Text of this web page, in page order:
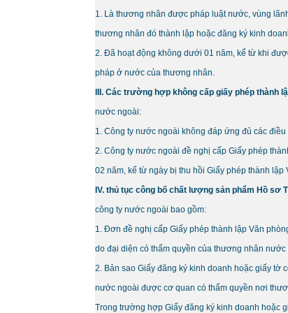
1. Là thương nhân được pháp luật nước, vùng
thương nhân đó thành lập hoặc đăng ký kinh
2. Đã hoạt động không dưới 01 năm, kể từ khi
pháp ở nước của thương nhân.
III. Các trường hợp không cấp giấy phép thành
nước ngoài:
1. Công ty nước ngoài không đáp ứng đủ các
2. Công ty nước ngoài đề nghị cấp Giấy phép
02 năm, kể từ ngày bị thu hồi Giấy phép thành
IV. thủ tục công bố chất lượng sản phẩm Hồ sơ
công ty nước ngoài bao gồm:
1. Đơn đề nghị cấp Giấy phép thành lập Văn
do đại diện có thẩm quyền của thương nhân nước
2. Bản sao Giấy đăng ký kinh doanh hoặc giấy
nước ngoài được cơ quan có thẩm quyền nơi
Trong trường hợp Giấy đăng ký kinh doanh hoặc